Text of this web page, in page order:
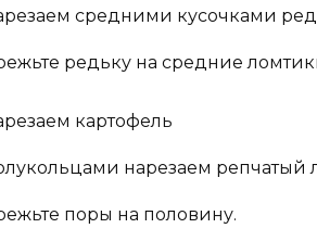
редьку на средние
поры на половину.